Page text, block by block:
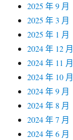
2025 年 9 月
2025 年 3 月
2025 年 1 月
2024 年 12 月
2024 年 11 月
2024 年 10 月
2024 年 9 月
2024 年 8 月
2024 年 7 月
2024 年 6 月